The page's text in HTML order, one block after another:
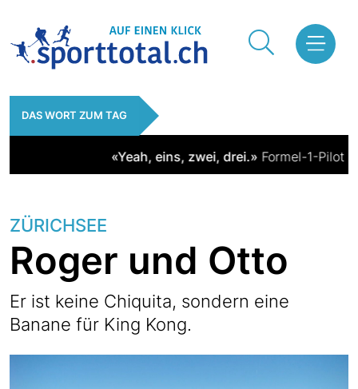
DAS WORT ZUM TAG
«Yeah, eins, zwei, drei.»Formel-1-Pilot
ZÜRICHSEE
Roger und Otto
Er ist keine Chiquita, sondern eine
Banane für King Kong.